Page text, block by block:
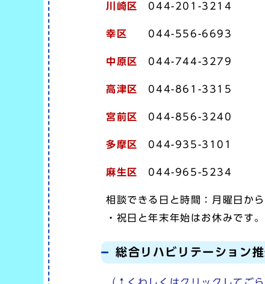
川崎区 044-201-3214
幸区 044-556-6693
中原区 044-744-3279
高津区 044-861-3315
宮前区 044-856-3240
多摩区 044-935-3101
麻生区 044-965-5234
相談できる日と時間：月曜日
・祝日と年末年始はお休みです。
総合リハビリテーション